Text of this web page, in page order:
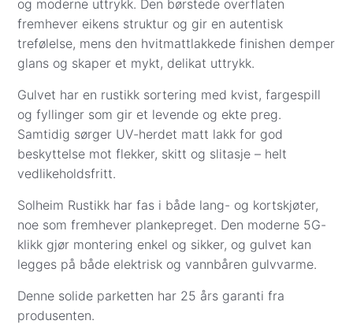
Fas:V-fas på både lang- og kortskjøter
Gulvvarme:Egnet for vannbåren og elektrisk
gulvvarme
regelmessig rengjøring.
Bruk filtputer eller møbelknotter under møbler og
stolbein for å unngå riper.
Unngå at vann eller søl blir liggende – tørk alltid opp
umiddelbart.
Flekker kan fjernes med anbefalte midler:
Tjære, olje, sot, smøremidler:Bruk Aceton
forsiktig (høy konsentrasjon kan skade
lakken).
Blekk, leppestift:
Bland rødsprit og vann
50/50.
Tyggegummi:
Nedkjøles og skrapes forsiktig
bort.
Fett, blod, kaffe, te:Bruk Flekkfjerner.
Garvesyre/vannmerker:
Vi leverer ikke til Svalbard, og innbæring er ikke
inkludert.
Frakt til gateadresse (gulv, underlag og gulvlister):
Sone 2 (3520–7994): Kr 2 500
Sone 3 (8000–9991): Kr 4 399
Andre fraktpriser:
Såpe, pleieprodukter og monteringsverktøy:
Kr 299
Gulvprøver: Kr 57
Betalingsalternativer i kassen:
Visa/Mastercard– beløpet trekkes når varene
er bestilt hos leverandør eller reservert på
avtale eksakt dag og sted for levering eller
henting. Betaling med kredittkort er dekket av
og moderne uttrykk. Den børstede overflaten
fremhever eikens struktur og gir en autentisk
trefølelse, mens den hvitmattlakkede finishen demper
glans og skaper et mykt, delikat uttrykk.
Gulvet har en rustikk sortering med kvist, fargespill
og fyllinger som gir et levende og ekte preg.
Samtidig sørger UV-herdet matt lakk for god
beskyttelse mot flekker, skitt og slitasje – helt
vedlikeholdsfritt.
Solheim Rustikk har fas i både lang- og kortskjøter,
noe som fremhever plankepreget. Den moderne 5G-
klikk gjør montering enkel og sikker, og gulvet kan
legges på både elektrisk og vannbåren gulvvarme.
Denne solide parketten har 25 års garanti fra
produsenten.